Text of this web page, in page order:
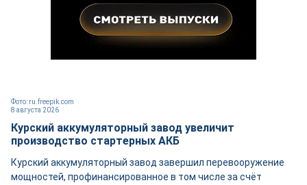
8 августа 2026
Фото: ru.freepik.com
Курский аккумуляторный завод увеличит
производство стартерных АКБ
Курский аккумуляторный завод завершил перевооружение
мощностей, профинансированное в том числе за счёт